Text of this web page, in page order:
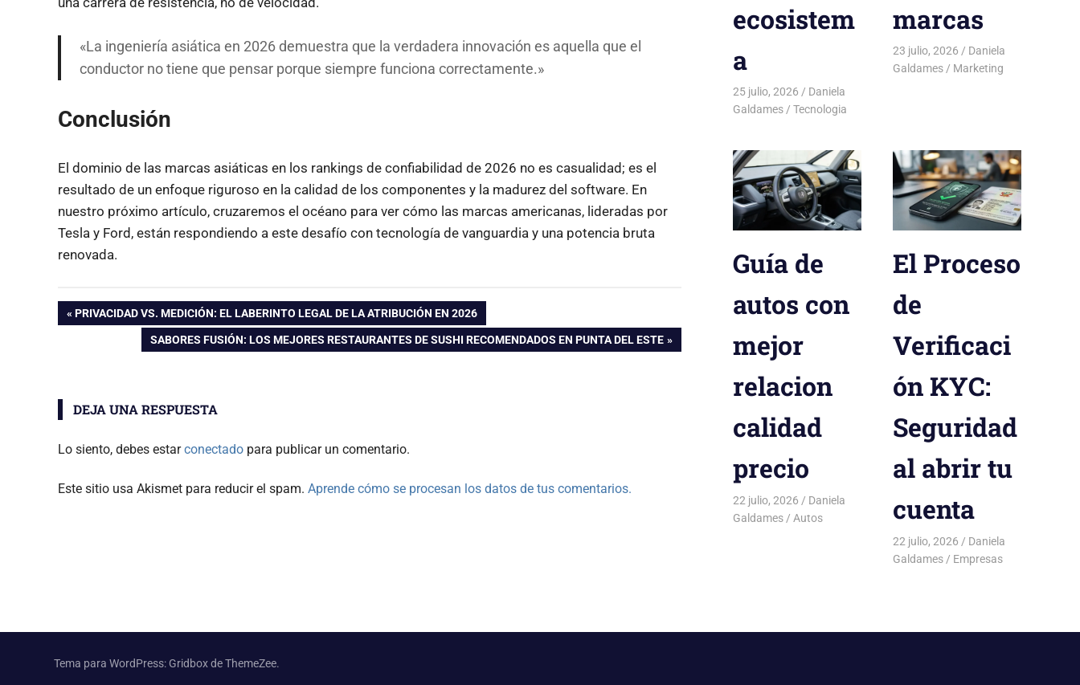
«La ingeniería asiática en 2026 demuestra que la verdadera innovación es aquella que el
conductor no tiene que pensar porque siempre funciona correctamente.»
Conclusión
El dominio de las marcas asiáticas en los rankings de confiabilidad de 2026 no es casualidad; es el
resultado de un enfoque riguroso en la calidad de los componentes y la madurez del software. En
nuestro próximo artículo, cruzaremos el océano para ver cómo las marcas americanas, lideradas por
Tesla y Ford, están respondiendo a este desafío con tecnología de vanguardia y una potencia bruta
renovada.
Navegación
ENTRADA
PRIVACIDAD VS. MEDICIÓN: EL LABERINTO LEGAL DE LA ATRIBUCIÓN EN 2026
ENTRADA
SABORES FUSIÓN: LOS MEJORES RESTAURANTES DE SUSHI RECOMENDADOS EN PUNTA DEL ESTE
DEJA UNA RESPUESTA
Lo siento, debes estarconectado para publicar un comentario.
Este sitio usa Akismet para reducir el spam. Aprende cómo se procesan los datos de tus comentarios.
ecosistem
a
25 julio, 2026
Daniela
Galdames
Tecnologia
marcas
23 julio, 2026
Daniela
Galdames
Marketing
Guía de
autos con
mejor
relacion
calidad
precio
22 julio, 2026
Daniela
Galdames
Autos
El Proceso
de
Verificaci
ón KYC:
Seguridad
al abrir tu
cuenta
22 julio, 2026
Daniela
Galdames
Empresas
Tema para WordPress: Gridbox de ThemeZee.